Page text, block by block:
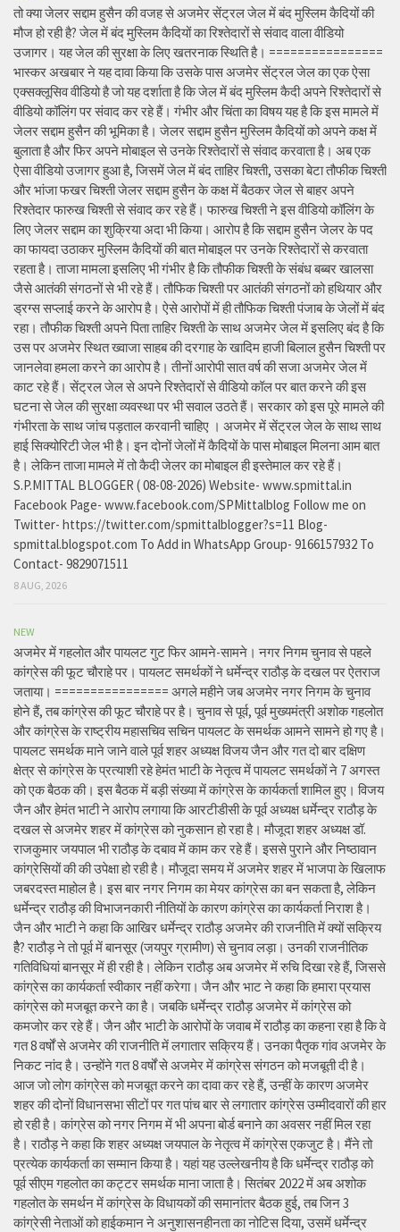
तो क्या जेलर सद्दाम हुसैन की वजह से अजमेर सेंट्रल जेल में बंद मुस्लिम कैदियों की
मौज हो रही है? जेल में बंद मुस्लिम कैदियों का रिश्तेदारों से संवाद वाला वीडियो
उजागर। यह जेल की सुरक्षा के लिए खतरनाक स्थिति है। ================
भास्कर अखबार ने यह दावा किया कि उसके पास अजमेर सेंट्रल जेल का एक ऐसा
एक्सक्लूसिव वीडियो है जो यह दर्शाता है कि जेल में बंद मुस्लिम कैदी अपने रिश्तेदारों से
वीडियो कॉलिंग पर संवाद कर रहे हैं। गंभीर और चिंता का विषय यह है कि इस मामले में
जेलर सद्दाम हुसैन की भूमिका है। जेलर सद्दाम हुसैन मुस्लिम कैदियों को अपने कक्ष में
बुलाता है और फिर अपने मोबाइल से उनके रिश्तेदारों से संवाद करवाता है। अब एक
ऐसा वीडियो उजागर हुआ है, जिसमें जेल में बंद ताहिर चिश्ती, उसका बेटा तौफीक चिश्ती
और भांजा फखर चिश्ती जेलर सद्दाम हुसैन के कक्ष में बैठकर जेल से बाहर अपने
रिश्तेदार फारुख चिश्ती से संवाद कर रहे हैं। फारुख चिश्ती ने इस वीडियो कॉलिंग के
लिए जेलर सद्दाम का शुक्रिया अदा भी किया। आरोप है कि सद्दाम हुसैन जेलर के पद
का फायदा उठाकर मुस्लिम कैदियों की बात मोबाइल पर उनके रिश्तेदारों से करवाता
रहता है। ताजा मामला इसलिए भी गंभीर है कि तौफीक चिश्ती के संबंध बब्बर खालसा
जैसे आतंकी संगठनों से भी रहे हैं। तौफिक चिश्ती पर आतंकी संगठनों को हथियार और
ड्रग्स सप्लाई करने के आरोप है। ऐसे आरोपों में ही तौफिक चिश्ती पंजाब के जेलों में बंद
रहा। तौफीक चिश्ती अपने पिता ताहिर चिश्ती के साथ अजमेर जेल में इसलिए बंद है कि
उस पर अजमेर स्थित ख्वाजा साहब की दरगाह के खादिम हाजी बिलाल हुसैन चिश्ती पर
जानलेवा हमला करने का आरोप है। तीनों आरोपी सात वर्ष की सजा अजमेर जेल में
काट रहे हैं। सेंट्रल जेल से अपने रिश्तेदारों से वीडियो कॉल पर बात करने की इस
घटना से जेल की सुरक्षा व्यवस्था पर भी सवाल उठते हैं। सरकार को इस पूरे मामले की
गंभीरता के साथ जांच पड़ताल करवानी चाहिए । अजमेर में सेंट्रल जेल के साथ साथ
हाई सिक्योरिटी जेल भी है। इन दोनों जेलों में कैदियों के पास मोबाइल मिलना आम बात
है। लेकिन ताजा मामले में तो कैदी जेलर का मोबाइल ही इस्तेमाल कर रहे हैं।
S.P.MITTAL BLOGGER ( 08-08-2026) Website- www.spmittal.in
Facebook Page- www.facebook.com/SPMittalblog Follow me on
Twitter- https://twitter.com/spmittalblogger?s=11 Blog-
spmittal.blogspot.com To Add in WhatsApp Group- 9166157932 To
Contact- 9829071511
8 AUG, 2026
NEW
अजमेर में गहलोत और पायलट गुट फिर आमने-सामने। नगर निगम चुनाव से पहले
कांग्रेस की फूट चौराहे पर। पायलट समर्थकों ने धर्मेन्द्र राठौड़ के दखल पर ऐतराज
जताया। ================ अगले महीने जब अजमेर नगर निगम के चुनाव
होने हैं, तब कांग्रेस की फूट चौराहे पर है। चुनाव से पूर्व, पूर्व मुख्यमंत्री अशोक गहलोत
और कांग्रेस के राष्ट्रीय महासचिव सचिन पायलट के समर्थक आमने सामने हो गए है।
पायलट समर्थक माने जाने वाले पूर्व शहर अध्यक्ष विजय जैन और गत दो बार दक्षिण
क्षेत्र से कांग्रेस के प्रत्याशी रहे हेमंत भाटी के नेतृत्व में पायलट समर्थकों ने 7 अगस्त
को एक बैठक की। इस बैठक में बड़ी संख्या में कांग्रेस के कार्यकर्ता शामिल हुए। विजय
जैन और हेमंत भाटी ने आरोप लगाया कि आरटीडीसी के पूर्व अध्यक्ष धर्मेन्द्र राठौड़ के
दखल से अजमेर शहर में कांग्रेस को नुकसान हो रहा है। मौजूदा शहर अध्यक्ष डॉ.
राजकुमार जयपाल भी राठौड़ के दबाव में काम कर रहे हैं। इससे पुराने और निष्ठावान
कांग्रेसियों की की उपेक्षा हो रही है। मौजूदा समय में अजमेर शहर में भाजपा के खिलाफ
जबरदस्त माहोल है। इस बार नगर निगम का मेयर कांग्रेस का बन सकता है, लेकिन
धर्मेन्द्र राठौड़ की विभाजनकारी नीतियों के कारण कांग्रेस का कार्यकर्ता निराश है।
जैन और भाटी ने कहा कि आखिर धर्मेन्द्र राठौड़ अजमेर की राजनीति में क्यों सक्रिय
हैै? राठौड़ ने तो पूर्व में बानसूर (जयपुर ग्रामीण) से चुनाव लड़ा। उनकी राजनीतिक
गतिविधियां बानसूर में ही रही है। लेकिन राठौड़ अब अजमेर में रुचि दिखा रहे हैं, जिससे
कांग्रेस का कार्यकर्ता स्वीकार नहीं करेगा। जैन और भाट ने कहा कि हमारा प्रयास
कांग्रेस को मजबूत करने का है। जबकि धर्मेन्द्र राठौड़ अजमेर में कांग्रेस को
कमजोर कर रहे हैं। जैन और भाटी के आरोपों के जवाब में राठौड़ का कहना रहा है कि वे
गत 8 वर्षों से अजमेर की राजनीति में लगातार सक्रिय हैं। उनका पैतृक गांव अजमेर के
निकट नांद है। उन्होंने गत 8 वर्षों से अजमेर में कांग्रेस संगठन को मजबूती दी है।
आज जो लोग कांग्रेस को मजबूत करने का दावा कर रहे हैं, उन्हीं के कारण अजमेर
शहर की दोनों विधानसभा सीटों पर गत पांच बार से लगातार कांग्रेस उम्मीदवारों की हार
हो रही है। कांग्रेस को नगर निगम में भी अपना बोर्ड बनाने का अवसर नहीं मिल रहा
है। राठौड़ ने कहा कि शहर अध्यक्ष जयपाल के नेतृत्व में कांग्रेस एकजुट है। मैंने तो
प्रत्येक कार्यकर्ता का सम्मान किया है। यहां यह उल्लेखनीय है कि धर्मेन्द्र राठौड़ को
पूर्व सीएम गहलोत का कट्टर समर्थक माना जाता है। सितंबर 2022 में अब अशोक
गहलोत के समर्थन में कांग्रेस के विधायकों की समानांतर बैठक हुई, तब जिन 3
कांग्रेसी नेताओं को हाईकमान ने अनुशासनहीनता का नोटिस दिया, उसमें धर्मेन्द्र